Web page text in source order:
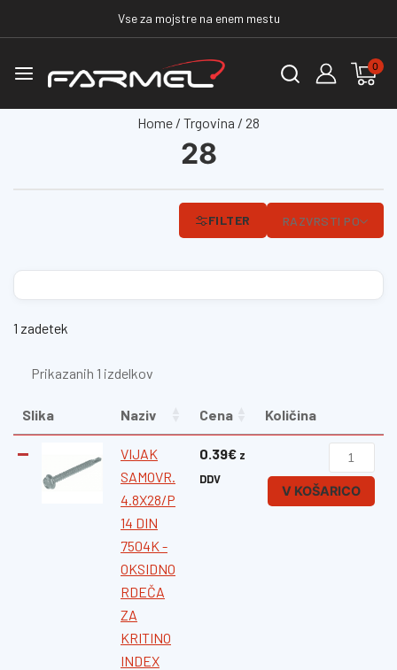
Vse za mojstre na enem mestu
0
Home / Trgovina / 28
28
FILTER RAZVRSTI PO
1 zadetek
Prikazanih 1 izdelkov
Slika Naziv Cena Količina
VIJAK
SAMOVR.
4.8X28/P
14 DIN
7504K -
OKSIDNO
RDEČA
ZA
KRITINO
INDEX
0.39€ z
DDV
V KOŠARICO